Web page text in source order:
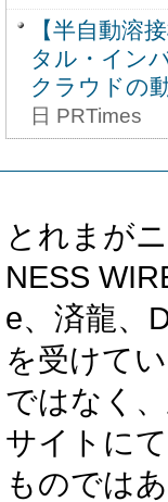
【半自動溶
タル・イン
クラウドの
日 PRTimes
とれまが
NESS
e、済龍、
を受けて
ではなく
サイトに
ものでは